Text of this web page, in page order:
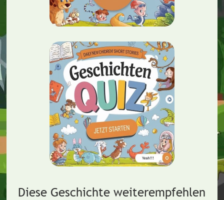
Diese Geschichte weiterempfehlen